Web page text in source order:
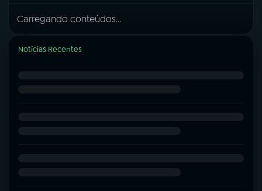
Carregando conteúdos...
Notícias Recentes